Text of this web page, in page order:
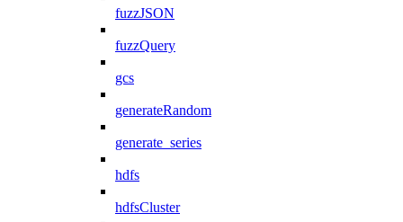
fuzzJSON
fuzzQuery
gcs
generateRandom
generate_series
hdfs
hdfsCluster